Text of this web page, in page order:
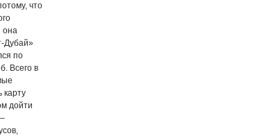
что
она
Дубай»
по
Всего в
карту
дойти